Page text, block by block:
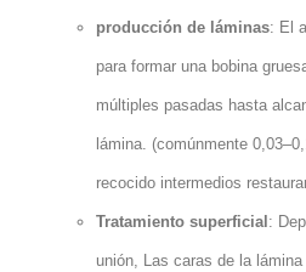
producción de láminas: El
para formar una bobina
múltiples pasadas hasta
lámina. (comúnmente
recocido intermedios
Tratamiento superficial :
unión, Las caras de la